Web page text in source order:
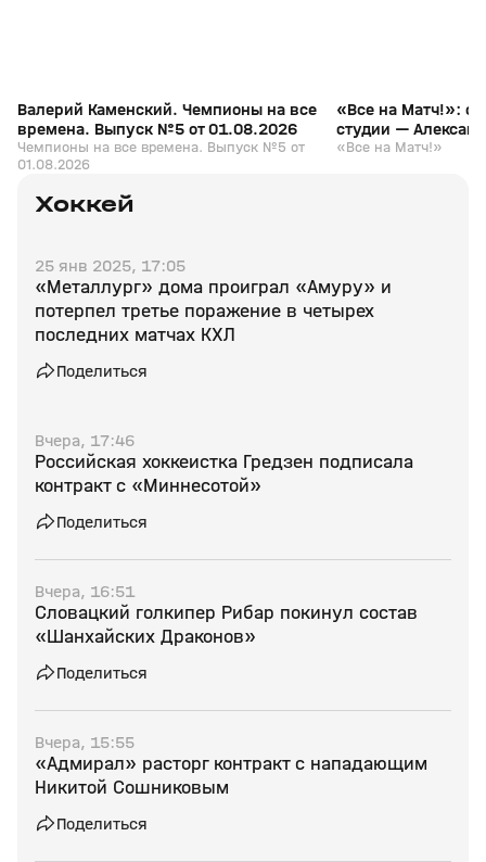
Валерий Каменский. Чемпионы на все
времена. Выпуск №5 от 01.08.2026
Чемпионы на все времена. Выпуск №5 от
01.08.2026
«Все на Матч!»:
студии —
«Все на Матч!»
Хоккей
25 янв 2025, 17:05
«Металлург» дома проиграл «Амуру» и
потерпел третье поражение в четырех
последних матчах КХЛ
Поделиться
Вчера, 17:46
Российская хоккеистка Гредзен подписала
контракт с «Миннесотой»
Поделиться
Вчера, 16:51
Словацкий голкипер Рибар покинул состав
«Шанхайских Драконов»
Поделиться
Вчера, 15:55
«Адмирал» расторг контракт с нападающим
Никитой Сошниковым
Поделиться